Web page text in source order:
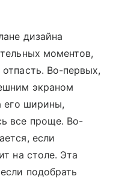
дизайна
моментов,
Во-первых,
экраном
его ширины,
все проще. Во-
если
на столе. Эта
подобрать